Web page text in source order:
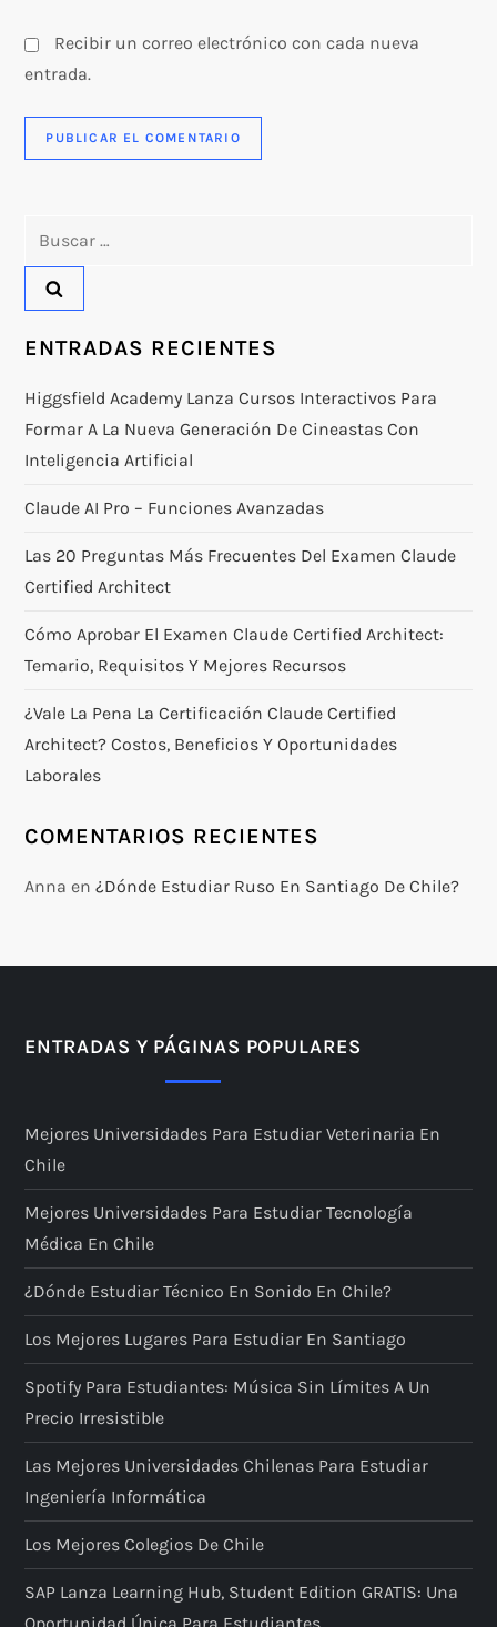
Recibir un correo electrónico con cada nueva
entrada.
ENTRADAS RECIENTES
Higgsfield Academy Lanza Cursos Interactivos Para
Formar A La Nueva Generación De Cineastas Con
Inteligencia Artificial
Claude AI Pro – Funciones Avanzadas
Las 20 Preguntas Más Frecuentes Del Examen Claude
Certified Architect
Cómo Aprobar El Examen Claude Certified Architect:
Temario, Requisitos Y Mejores Recursos
¿Vale La Pena La Certificación Claude Certified
Architect? Costos, Beneficios Y Oportunidades
Laborales
COMENTARIOS RECIENTES
Anna en¿Dónde Estudiar Ruso En Santiago De Chile?
ENTRADAS Y PÁGINAS POPULARES
Mejores Universidades Para Estudiar Veterinaria En
Chile
Mejores Universidades Para Estudiar Tecnología
Médica En Chile
¿Dónde Estudiar Técnico En Sonido En Chile?
Los Mejores Lugares Para Estudiar En Santiago
Spotify Para Estudiantes: Música Sin Límites A Un
Precio Irresistible
Las Mejores Universidades Chilenas Para Estudiar
Ingeniería Informática
Los Mejores Colegios De Chile
SAP Lanza Learning Hub, Student Edition GRATIS: Una